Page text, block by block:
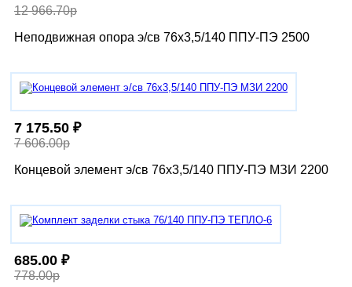
12 966.70р
Неподвижная опора э/св 76х3,5/140 ППУ-ПЭ 2500
7 175.50 ₽
7 606.00р
Концевой элемент э/св 76х3,5/140 ППУ-ПЭ МЗИ 2200
685.00 ₽
778.00р